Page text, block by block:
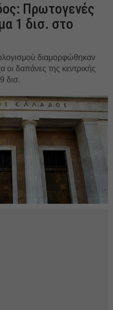
Πρωτογενές
1 δισ. στο
διαμορφώθηκαν
οι δαπάνες της κεντρικής
δισ.